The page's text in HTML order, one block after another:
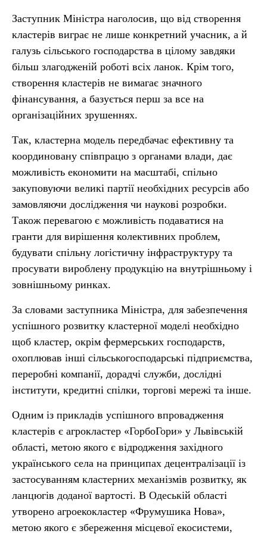
Заступник Міністра наголосив, що від створення
кластерів виграє не лише конкретний учасник, а й
галузь сільського господарства в цілому завдяки
більш злагодженій роботі всіх ланок. Крім того,
створення кластерів не вимагає значного
фінансування, а базується перш за все на
організаційних зрушеннях.
Так, кластерна модель передбачає ефективну та
координовану співпрацю з органами влади, дає
можливість економити на масштабі, спільно
закуповуючи великі партії необхідних ресурсів або
замовляючи дослідження чи наукові розробки.
Також перевагою є можливість подаватися на
гранти для вирішення колективних проблем,
будувати спільну логістичну інфраструктуру та
просувати вироблену продукцію на внутрішньому і
зовнішньому ринках.
За словами заступника Міністра, для забезпечення
успішного розвитку кластерної моделі необхідно
щоб кластер, окрім фермерських господарств,
охоплював інші сільськогосподарські підприємства,
переробні компанії, дорадчі служби, дослідні
інститути, кредитні спілки, торгові мережі та інше.
Одним із прикладів успішного впровадження
кластерів є агрокластер «ГорбоГори» у Львівській
області, метою якого є відродження західного
українського села на принципах децентралізації із
застосуванням кластерних механізмів розвитку, як
ланцюгів доданої вартості. В Одеській області
утворено агроекокластер «Фрумушика Нова»,
метою якого є збереження місцевої екосистеми,